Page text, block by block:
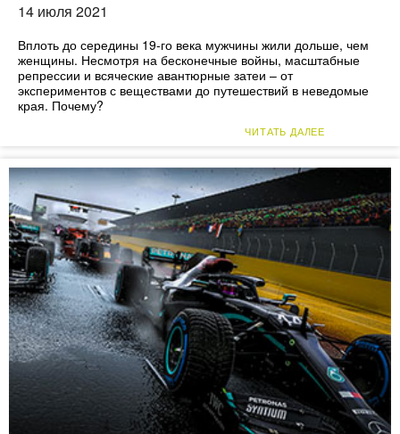
14 июля 2021
Вплоть до середины 19-го века мужчины жили дольше, чем
женщины. Несмотря на бесконечные войны, масштабные
репрессии и всяческие авантюрные затеи – от
экспериментов с веществами до путешествий в неведомые
края. Почему?
ЧИТАТЬ ДАЛЕЕ